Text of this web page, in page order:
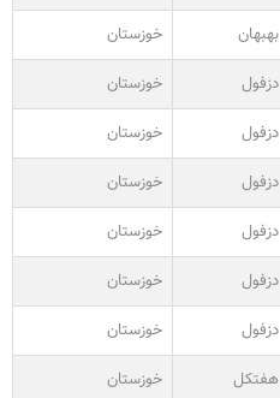
بهبهان
خوزستان
دزفول
خوزستان
دزفول
خوزستان
دزفول
خوزستان
دزفول
خوزستان
دزفول
خوزستان
دزفول
خوزستان
هفتکل
خوزستان